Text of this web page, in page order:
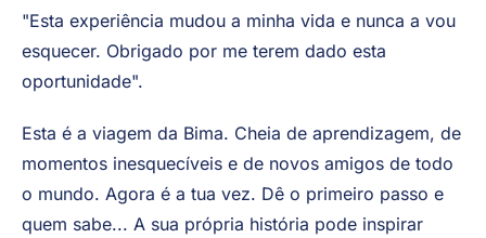
"Esta experiência mudou a minha vida e nunca a vou
esquecer. Obrigado por me terem dado esta
oportunidade".
Esta é a viagem da Bima. Cheia de aprendizagem, de
momentos inesquecíveis e de novos amigos de todo
o mundo. Agora é a tua vez. Dê o primeiro passo e
quem sabe... A sua própria história pode inspirar